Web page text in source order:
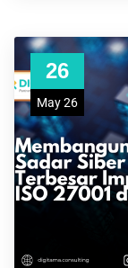
26
May 26